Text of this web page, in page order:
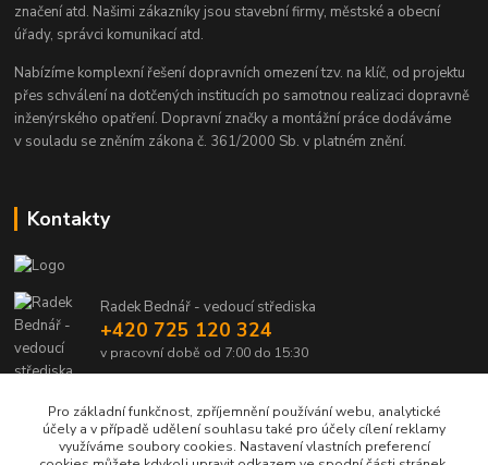
značení atd. Našimi zákazníky jsou stavební firmy, městské a obecní
úřady, správci komunikací atd.
Nabízíme komplexní řešení dopravních omezení tzv. na klíč, od projektu
přes schválení na dotčených institucích po samotnou realizaci dopravně
inženýrského opatření. Dopravní značky a montážní práce dodáváme
v souladu se zněním zákona č. 361/2000 Sb. v platném znění.
Kontakty
Radek Bednář - vedoucí střediska
+420 725 120 324
v pracovní době od 7:00 do 15:30
Pro základní funkčnost, zpříjemnění používání webu, analytické
účely a v případě udělení souhlasu také pro účely cílení reklamy
využíváme soubory cookies. Nastavení vlastních preferencí